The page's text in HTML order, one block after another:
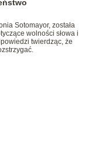
Sotomayor, została
wolności słowa i
twierdząc, że